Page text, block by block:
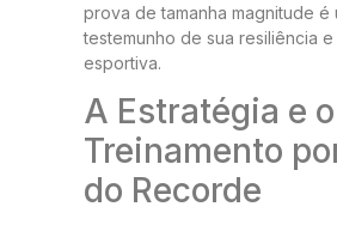
prova de tamanha magnitude é
testemunho de sua resiliência
esportiva.
A Estratégia e o
Treinamento
do Recorde